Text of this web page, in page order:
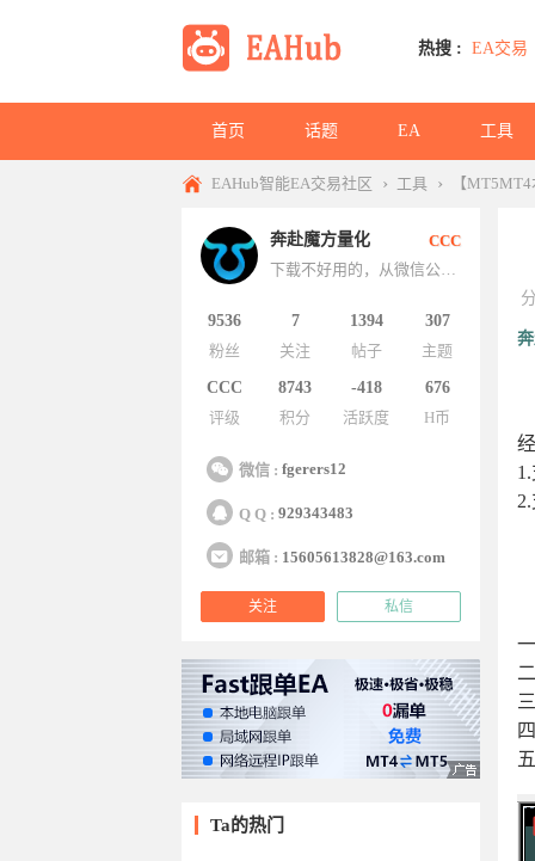
热搜 : EA交易
首页 话题 EA 工具
EAHub智能EA交易社区 › 工具 › 【
奔赴魔方量化
CCC
下载不好用的，从微信公众号下载最新的！
9536
粉丝
7
关注
1394
帖子
307
主题
CCC
评级
8743
积分
-418
活跃度
676
H币
微信 : fgerers12
Q Q : 929343483
邮箱 : 15605613828@163.com
关注 私信
Ta的热门